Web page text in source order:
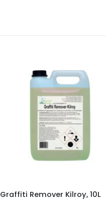
Graffiti Remover Kilroy, 10L